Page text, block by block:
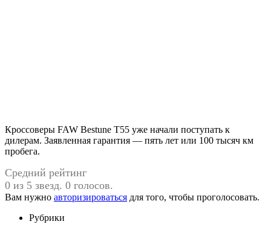
Кроссоверы FAW Bestune T55 уже начали поступать к
дилерам. Заявленная гарантия — пять лет или 100 тысяч км
пробега.
Средний рейтинг
0 из 5 звезд. 0 голосов.
Вам нужно авторизироваться для того, чтобы проголосовать.
Рубрики